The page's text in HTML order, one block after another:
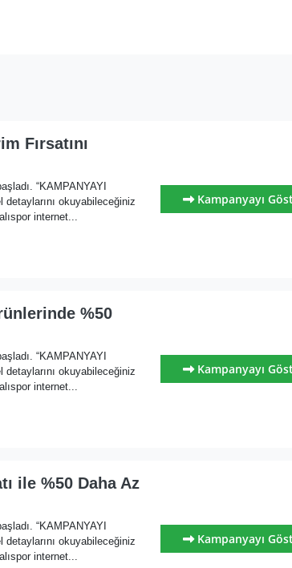
Fırsatını
“KAMPANYAYI
detaylarını okuyabileceğiniz
internet...
Kampanyayı
%50
“KAMPANYAYI
detaylarını okuyabileceğiniz
internet...
Kampanyayı
ile %50 Daha Az
“KAMPANYAYI
detaylarını okuyabileceğiniz
internet...
Kampanyayı